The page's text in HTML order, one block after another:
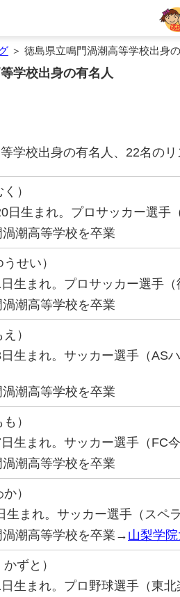
＞ 徳島県立鳴門渦潮高等学校出身
学校出身の有名人
学校出身の有名人、22名の
）
日生まれ。プロサッカー選手
潮高等学校を卒業
うせい）
生まれ。プロサッカー選手（
潮高等学校を卒業
）
生まれ。サッカー選手（AS
潮高等学校を卒業
）
生まれ。サッカー選手（FC
潮高等学校を卒業
）
生まれ。サッカー選手（スペ
渦潮高等学校を卒業→ 山梨学
かずと）
生まれ。プロ野球選手（東北